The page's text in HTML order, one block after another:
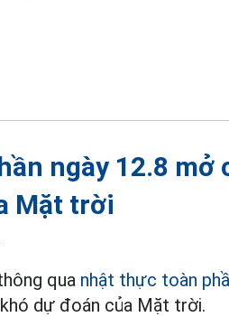
ngày 12.8 mở
Mặt trời
qua nhật thực toàn
dự đoán của Mặt trời.